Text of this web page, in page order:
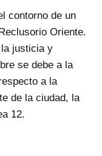
contorno de un
Oriente.
justicia y
se debe a la
a la
de la ciudad, la
12.